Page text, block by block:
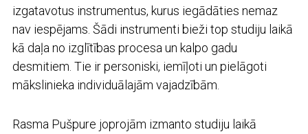
izgatavotus instrumentus, kurus iegādāties nemaz
nav iespējams. Šādi instrumenti bieži top studiju laikā
kā daļa no izglītības procesa un kalpo gadu
desmitiem. Tie ir personiski, iemīļoti un pielāgoti
mākslinieka individuālajām vajadzībām.
Rasma Pušpure joprojām izmanto studiju laikā